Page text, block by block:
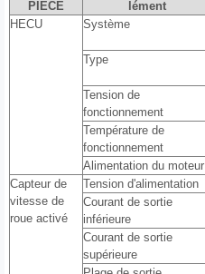
PIÈCE lément
HECU
Système
Type
Tension de
fonctionnement
Température de
fonctionnement
Alimentation du moteur
Capteur de
vitesse de
roue activé
Tension d'alimentation
Courant de sortie
inférieure
Courant de sortie
supérieure